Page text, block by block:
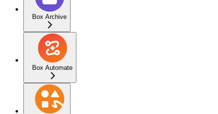
Box Archive
Box Automate